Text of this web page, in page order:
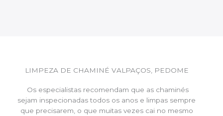
LIMPEZA DE CHAMINÉ VALPAÇOS, PEDOME
Os especialistas recomendam que as chaminés
sejam inspecionadas todos os anos e limpas sempre
que precisarem, o que muitas vezes cai no mesmo